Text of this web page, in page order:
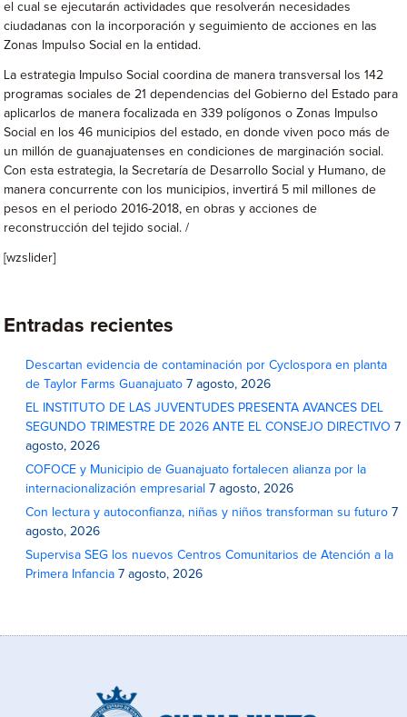
el cual se ejecutarán actividades que resolverán necesidades
ciudadanas con la incorporación y seguimiento de acciones en las
Zonas Impulso Social en la entidad.
La estrategia Impulso Social coordina de manera transversal los 142
programas sociales de 21 dependencias del Gobierno del Estado para
aplicarlos de manera focalizada en 339 polígonos o Zonas Impulso
Social en los 46 municipios del estado, en donde viven poco más de
un millón de guanajuatenses en condiciones de marginación social.
Con esta estrategia, la Secretaría de Desarrollo Social y Humano, de
manera concurrente con los municipios, invertirá 5 mil millones de
pesos en el periodo 2016-2018, en obras y acciones de
reconstrucción del tejido social. /
[wzslider]
Entradas recientes
Descartan evidencia de contaminación por Cyclospora en planta
de Taylor Farms Guanajuato 7 agosto, 2026
EL INSTITUTO DE LAS JUVENTUDES PRESENTA AVANCES DEL
SEGUNDO TRIMESTRE DE 2026 ANTE EL CONSEJO DIRECTIVO 7
agosto, 2026
COFOCE y Municipio de Guanajuato fortalecen alianza por la
internacionalización empresarial 7 agosto, 2026
Con lectura y autoconfianza, niñas y niños transforman su futuro 7
agosto, 2026
Supervisa SEG los nuevos Centros Comunitarios de Atención a la
Primera Infancia 7 agosto, 2026